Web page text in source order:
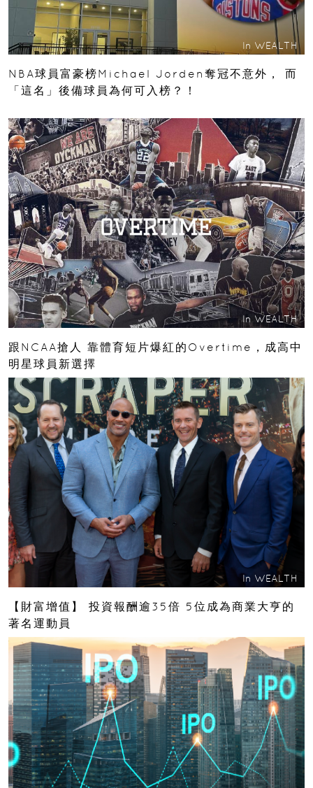
In WEALTH
NBA球員富豪榜Michael Jorden奪冠不意外， 而
「這名」後備球員為何可入榜？！
In WEALTH
跟NCAA搶人 靠體育短片爆紅的Overtime，成高中
明星球員新選擇
In WEALTH
【財富增值】 投資報酬逾35倍 5位成為商業大亨的
著名運動員